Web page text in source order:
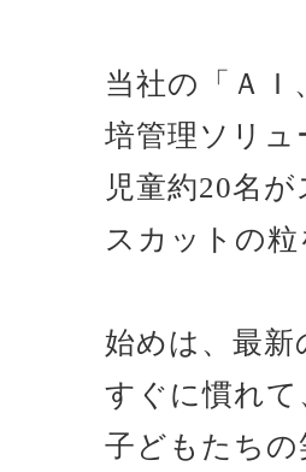
当社の「Ａ
培管理ソリ
児童約20名
スカットの
始めは、最
すぐに慣れ
子どもたち